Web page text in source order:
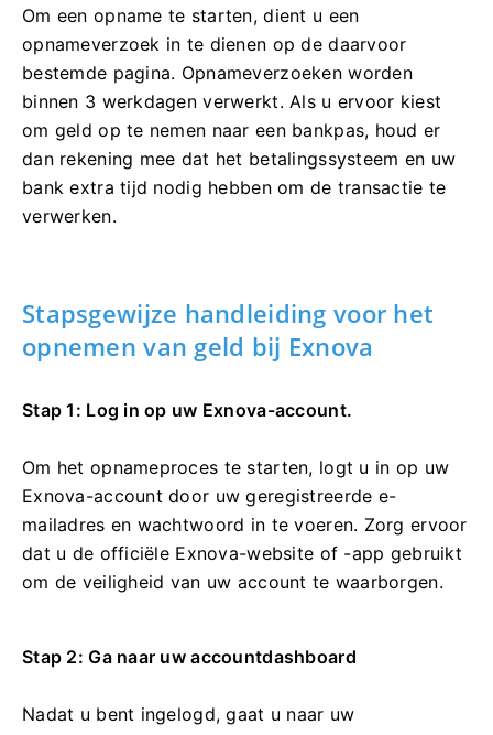
Om een ​​opname te starten, dient u een
opnameverzoek in te dienen op de daarvoor
bestemde pagina. Opnameverzoeken worden
binnen 3 werkdagen verwerkt. Als u ervoor kiest
om geld op te nemen naar een bankpas, houd er
dan rekening mee dat het betalingssysteem en uw
bank extra tijd nodig hebben om de transactie te
verwerken.
Stapsgewijze handleiding voor het
opnemen van geld bij Exnova
Stap 1: Log in op uw Exnova-account.
Om het opnameproces te starten, logt u in op uw
Exnova-account door uw geregistreerde e-
mailadres en wachtwoord in te voeren. Zorg ervoor
dat u de officiële Exnova-website of -app gebruikt
om de veiligheid van uw account te waarborgen.
Stap 2: Ga naar uw accountdashboard
Nadat u bent ingelogd, gaat u naar uw